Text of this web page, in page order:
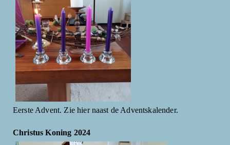
Eerste Advent. Zie hier naast de Adventskalender.
Christus Koning 2024